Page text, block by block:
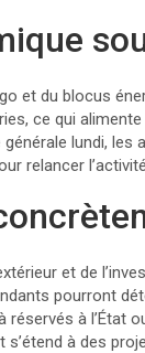
et du blocus
ce qui
générale lundi,
relancer
et de
pourront
à l’État
à des